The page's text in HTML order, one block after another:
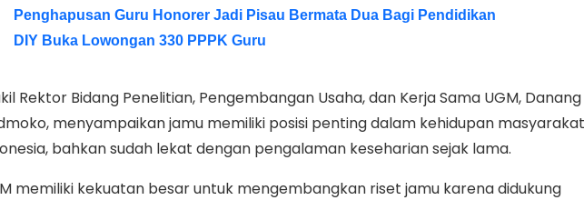
Penghapusan Guru Honorer Jadi Pisau Bermata Dua Bagi Pendidikan
DIY Buka Lowongan 330 PPPK Guru
Rektor Bidang Penelitian, Pengembangan Usaha, dan Kerja Sama UGM, Danang
menyampaikan jamu memiliki posisi penting dalam kehidupan masyarakat
bahkan sudah lekat dengan pengalaman keseharian sejak lama.
memiliki kekuatan besar untuk mengembangkan riset jamu karena didukung